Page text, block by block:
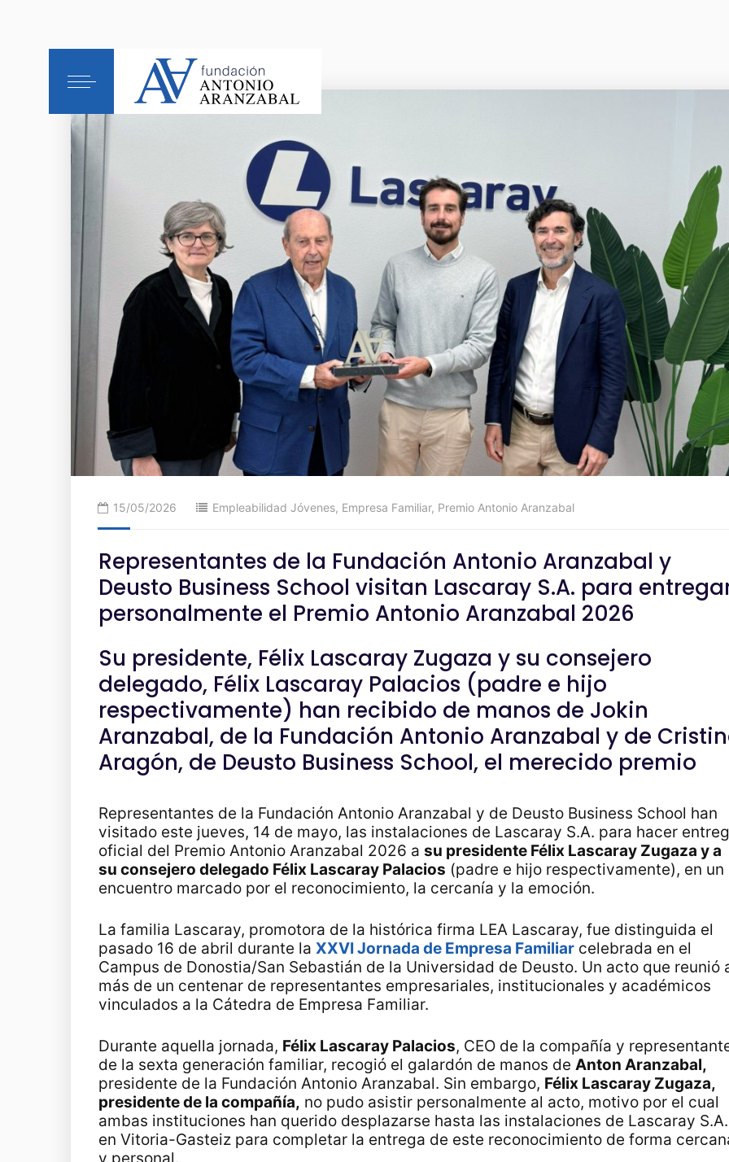
15/05/2026 Empleabilidad Jóvenes, Empresa Familiar, Premio Antonio Aranzabal
Representantes de la Fundación Antonio Aranzabal y
Deusto Business School visitan Lascaray S.A. para
personalmente el Premio Antonio Aranzabal 2026
Su presidente, Félix Lascaray Zugaza y su consejero
delegado, Félix Lascaray Palacios (padre e hijo
respectivamente) han recibido de manos de Jokin
Aranzabal, de la Fundación Antonio Aranzabal y de
Aragón, de Deusto Business School, el merecido premio
Representantes de la Fundación Antonio Aranzabal y de Deusto Business School han
visitado este jueves, 14 de mayo, las instalaciones de Lascaray S.A. para hacer
oficial del Premio Antonio Aranzabal 2026 a su presidente Félix Lascaray Zugaza y a
su consejero delegado Félix Lascaray Palacios (padre e hijo respectivamente), en un
encuentro marcado por el reconocimiento, la cercanía y la emoción.
La familia Lascaray, promotora de la histórica firma LEA Lascaray, fue distinguida el
pasado 16 de abril durante la XXVI Jornada de Empresa Familiarcelebrada en el
Campus de Donostia/San Sebastián de la Universidad de Deusto. Un acto que reunió
más de un centenar de representantes empresariales, institucionales y académicos
vinculados a la Cátedra de Empresa Familiar.
Durante aquella jornada, Félix Lascaray Palacios, CEO de la compañía y
de la sexta generación familiar, recogió el galardón de manos de Anton Aranzabal,
presidente de la Fundación Antonio Aranzabal. Sin embargo, Félix Lascaray Zugaza,
presidente de la compañía, no pudo asistir personalmente al acto, motivo por el cual
ambas instituciones han querido desplazarse hasta las instalaciones de Lascaray S.A.
en Vitoria-Gasteiz para completar la entrega de este reconocimiento de forma